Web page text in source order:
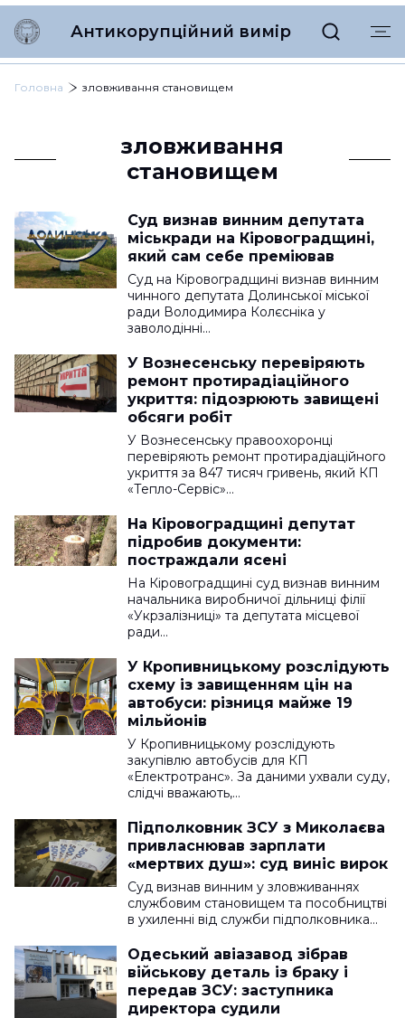
Антикорупційний вимір
Головна зловживання становищем
зловживання
становищем
Суд визнав винним депутата
міськради на Кіровоградщині,
який сам себе преміював
Суд на Кіровоградщині визнав винним
чинного депутата Долинської міської
ради Володимира Колєсніка у
заволодінні…
У Вознесенську перевіряють
ремонт протирадіаційного
укриття: підозрюють завищені
обсяги робіт
У Вознесенську правоохоронці
перевіряють ремонт протирадіаційного
укриття за 847 тисяч гривень, який КП
«Тепло-Сервіс»…
На Кіровоградщині депутат
підробив документи:
постраждали ясені
На Кіровоградщині суд визнав винним
начальника виробничої дільниці філії
«Укрзалізниці» та депутата місцевої
ради…
У Кропивницькому розслідують
схему із завищенням цін на
автобуси: різниця майже 19
мільйонів
У Кропивницькому розслідують
закупівлю автобусів для КП
«Електротранс». За даними ухвали суду,
слідчі вважають,…
Підполковник ЗСУ з Миколаєва
привласнював зарплати
«мертвих душ»: суд виніс вирок
Суд визнав винним у зловживаннях
службовим становищем та пособництві
в ухиленні від служби підполковника…
Одеський авіазавод зібрав
військову деталь із браку і
передав ЗСУ: заступника
директора судили